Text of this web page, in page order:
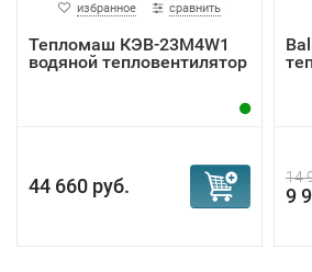
избранное сравнить
Тепломаш КЭВ-23М4W1
водяной тепловентилятор
44 660 руб. 14
9